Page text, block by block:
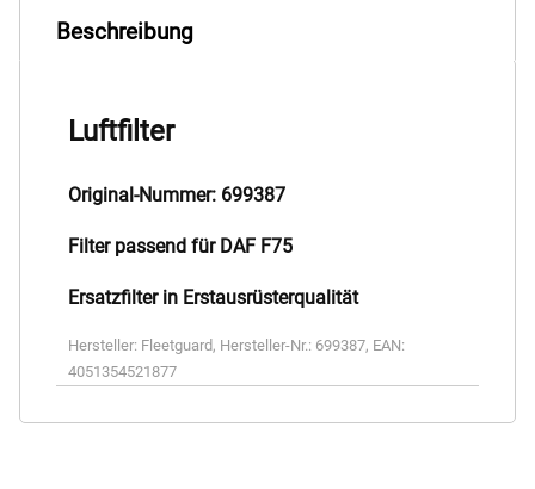
Beschreibung
Luftfilter
Original-Nummer: 699387
Filter passend für DAF F75
Ersatzfilter in Erstausrüsterqualität
Hersteller: Fleetguard , Hersteller-Nr.: 699387, EAN:
4051354521877